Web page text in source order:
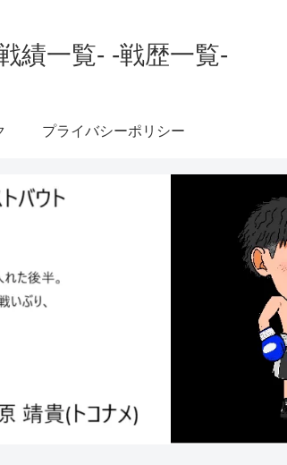
一覧- -戦歴一覧-
プライバシーポリシー